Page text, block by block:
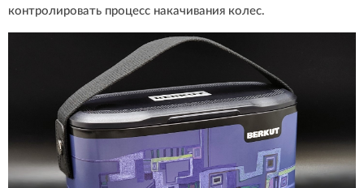
контролировать процесс накачивания колес.